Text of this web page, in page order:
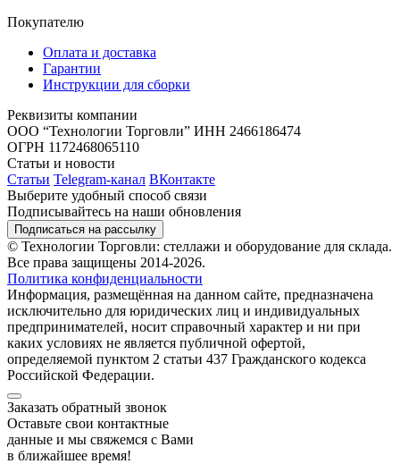
Покупателю
Оплата и доставка
Гарантии
Инструкции для сборки
Реквизиты компании
ООО “Технологии Торговли” ИНН 2466186474
ОГРН 1172468065110
Статьи и новости
Статьи Telegram-канал ВКонтакте
Выберите удобный способ связи
Подписывайтесь на наши обновления
Подписаться на рассылку
© Технологии Торговли: стеллажи и оборудование для склада.
Все права защищены 2014-2026.
Политика конфиденциальности
Информация, размещённая на данном сайте, предназначена
исключительно для юридических лиц и индивидуальных
предпринимателей, носит справочный характер и ни при
каких условиях не является публичной офертой,
определяемой пунктом 2 статьи 437 Гражданского кодекса
Российской Федерации.
Заказать обратный звонок
Оставьте свои контактные
данные и мы свяжемся с Вами
в ближайшее время!